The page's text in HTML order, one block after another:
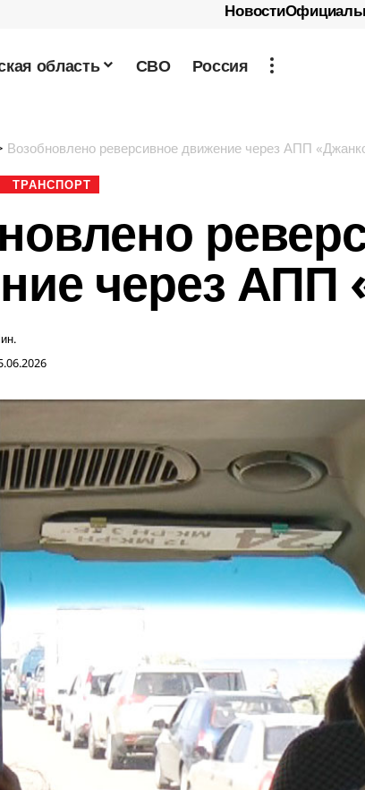
Новости
область СВО Россия
Возобновлено реверсивное движение через АПП
ТРАНСПОРТ
через АПП